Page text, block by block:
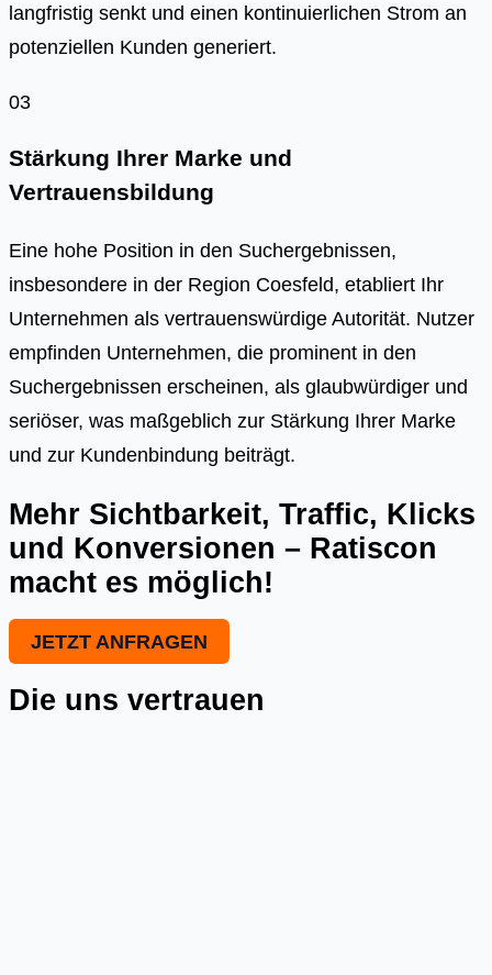
langfristig senkt und einen kontinuierlichen Strom an
potenziellen Kunden generiert.
03
Stärkung Ihrer Marke und
Vertrauensbildung
Eine hohe Position in den Suchergebnissen,
insbesondere in der Region Coesfeld, etabliert Ihr
Unternehmen als vertrauenswürdige Autorität. Nutzer
empfinden Unternehmen, die prominent in den
Suchergebnissen erscheinen, als glaubwürdiger und
seriöser, was maßgeblich zur Stärkung Ihrer Marke
und zur Kundenbindung beiträgt.
Mehr Sichtbarkeit, Traffic, Klicks
und Konversionen – Ratiscon
macht es möglich!
JETZT ANFRAGEN
Die uns vertrauen